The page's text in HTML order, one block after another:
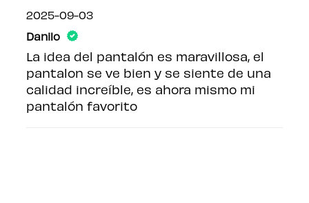
2025-09-03
Danilo
La idea del pantalón es maravillosa, el
pantalon se ve bien y se siente de una
calidad increíble, es ahora mismo mi
pantalón favorito